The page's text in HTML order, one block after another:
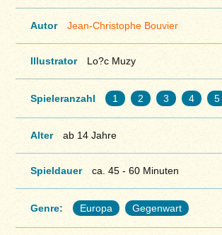
Autor Jean-Christophe Bouvier
Illustrator Lo?c Muzy
Spieleranzahl 1 2 3 4 5
Alter ab 14 Jahre
Spieldauer ca. 45 - 60 Minuten
Genre: Europa Gegenwart